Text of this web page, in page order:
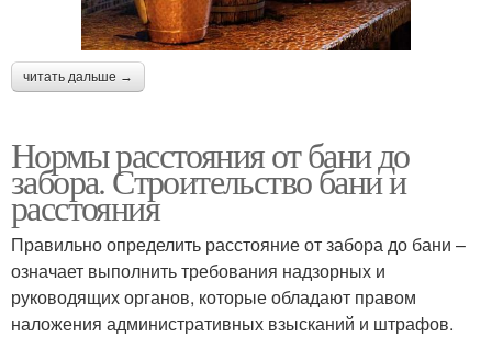
читать дальше →
Нормы расстояния от бани до
забора. Строительство бани и
расстояния
Правильно определить расстояние от забора до бани –
означает выполнить требования надзорных и
руководящих органов, которые обладают правом
наложения административных взысканий и штрафов.